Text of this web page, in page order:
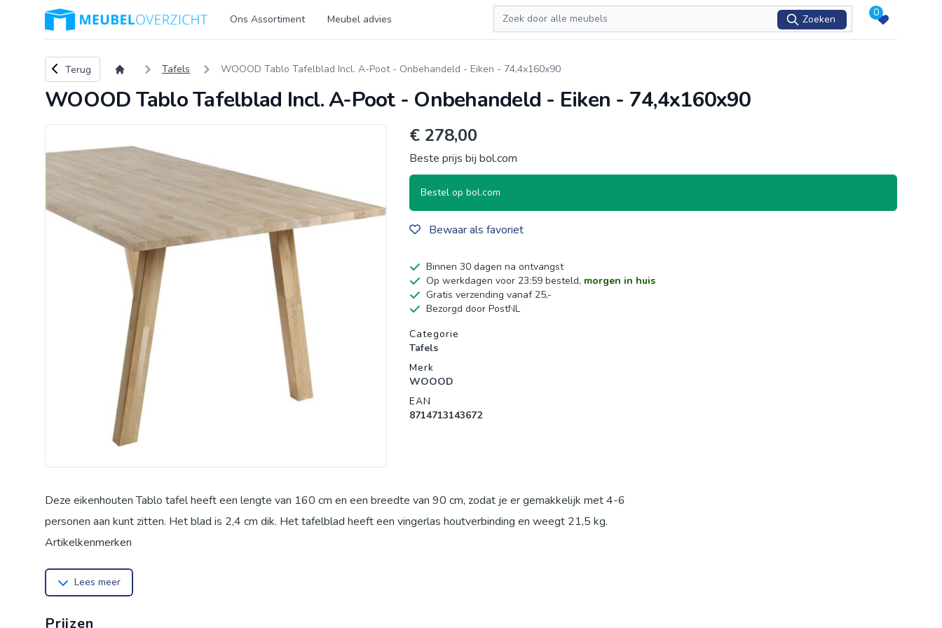
Logo Meubeloverzicht.nl Ons Assortiment Meubel advies
Zoeken
Zoeken
0
Terug naar overzicht
Terug Tafels WOOOD Tablo Tafelblad Incl. A-Poot - Onbehandeld - Eiken - 74,4x160x90
WOOOD Tablo Tafelblad Incl. A-Poot - Onbehandeld - Eiken - 74,4x160x90
€ 278,00
Beste prijs bij bol.com
Bestel op bol.com
Bewaar als favoriet
Binnen 30 dagen na ontvangst
Op werkdagen voor 23:59 besteld, morgen in huis
Gratis verzending vanaf 25,-
Bezorgd door PostNL
Productgegevens
Categorie
Tafels
Merk
WOOOD
EAN
8714713143672
Deze eikenhouten Tablo tafel heeft een lengte van 160 cm en een breedte van 90 cm, zodat je er gemakkelijk met 4-6
personen aan kunt zitten. Het blad is 2,4 cm dik. Het tafelblad heeft een vingerlas houtverbinding en weegt 21,5 kg.
Artikelkenmerken
Met metalen U-poot
Lees meer
Prijzen